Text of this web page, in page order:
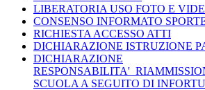
LIBERATORIA USO FOTO E
CONSENSO INFORMATO
RICHIESTA ACCESSO ATTI
DICHIARAZIONE ISTRUZIONE
DICHIARAZIONE
SCUOLA A SEGUITO DI